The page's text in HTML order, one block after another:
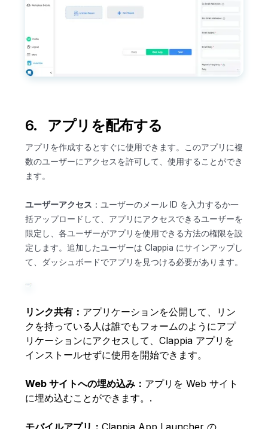
6. アプリを配布する
アプリを作成するとすぐに使用できます。このアプリに複
数のユーザーにアクセスを許可して、使用することができ
ます。
ユーザーアクセス ：ユーザーのメール ID を入力するか一
括アップロードして、アプリにアクセスできるユーザーを
限定し、各ユーザーがアプリを使用できる方法の権限を設
定します。追加したユーザーは Clappia にサインアップし
て、ダッシュボードでアプリを見つける必要があります。
リンク共有： アプリケーションを公開して、リン
クを持っている人は誰でもフォームのようにアプ
リケーションにアクセスして、Clappia アプリを
インストールせずに使用を開始できます。
Web サイトへの埋め込み： アプリを Web サイト
に埋め込むことができます。.
モバイルアプリ： Clappia App Launcher の